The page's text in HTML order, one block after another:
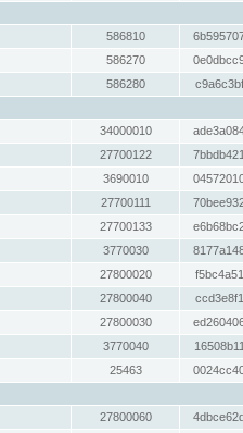
586810
586270
586280
34000010
27700122
3690010
27700111
27700133
3770030
27800020
27800040
27800030
3770040
25463
27800060